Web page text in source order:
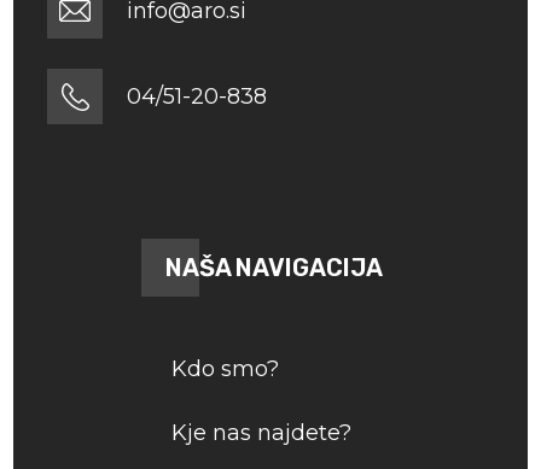
info@aro.si
04/51-20-838
NAŠA NAVIGACIJA
Kdo smo?
Kje nas najdete?